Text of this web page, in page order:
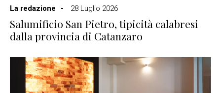
La redazione
28 Luglio 2026
Salumificio San Pietro, tipicità calabresi
dalla provincia di Catanzaro